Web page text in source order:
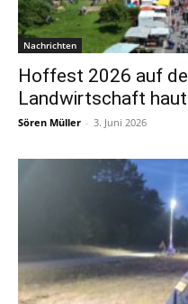
Nachrichten
Hoffest 2026 auf
Landwirtschaft
Sören Müller - 3. Juni 2026